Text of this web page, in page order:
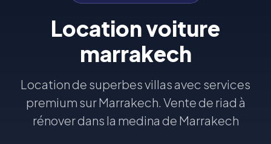
Location voiture
marrakech
Location de superbes villas avec services
premium sur Marrakech. Vente de riad à
rénover dans la medina de Marrakech